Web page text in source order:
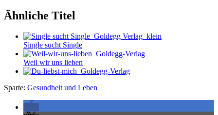
Ähnliche Titel
Single sucht Single
Weil wir uns lieben
Sparte: Gesundheit und Leben